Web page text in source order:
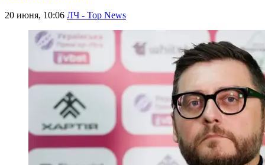
20 июня, 10:06 ЛЧ - Top News